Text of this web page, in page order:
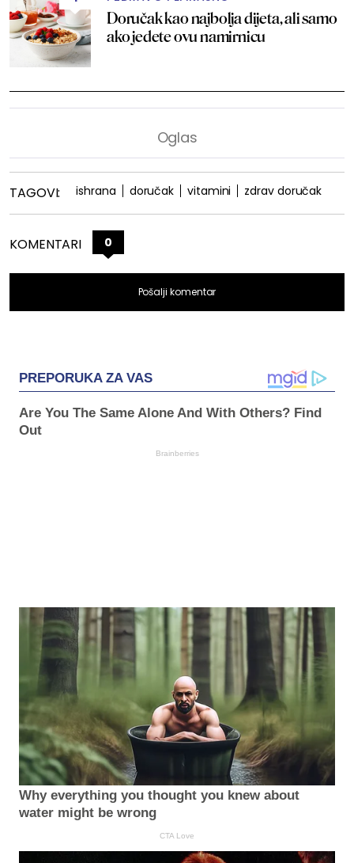
Doručak kao najbolja dijeta, ali samo
ako jedete ovu namirnicu
TAGOVI: ishrana doručak vitamini zdrav doručak
KOMENTARI 0
Pošalji komentar
PREPORUKA ZA VAS
Are You The Same Alone And With Others? Find
Out
Brainberries
Why everything you thought you knew about
water might be wrong
CTA Love